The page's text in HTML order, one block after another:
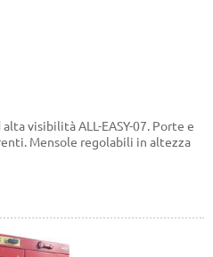
visibilità ALL-EASY-07. Porte e
Mensole regolabili in altezza